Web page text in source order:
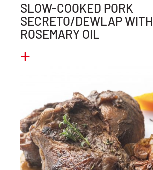
SLOW-COOKED PORK
SECRETO/DEWLAP WITH
ROSEMARY OIL
+